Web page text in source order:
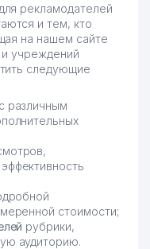
рекламодателей
и тем, кто
на нашем сайте
и учреждений
следующие
с различным
стоимости;
рубрики,
аудиторию.